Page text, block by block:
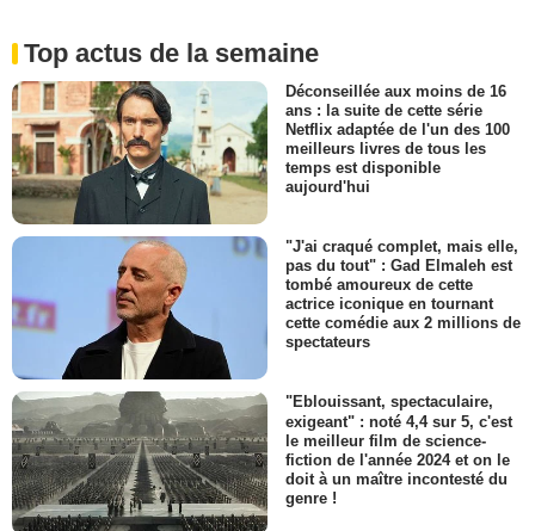
Top actus de la semaine
Déconseillée aux moins de 16
ans : la suite de cette série
Netflix adaptée de l'un des 100
meilleurs livres de tous les
temps est disponible
aujourd'hui
"J'ai craqué complet, mais elle,
pas du tout" : Gad Elmaleh est
tombé amoureux de cette
actrice iconique en tournant
cette comédie aux 2 millions de
spectateurs
"Eblouissant, spectaculaire,
exigeant" : noté 4,4 sur 5, c'est
le meilleur film de science-
fiction de l'année 2024 et on le
doit à un maître incontesté du
genre !